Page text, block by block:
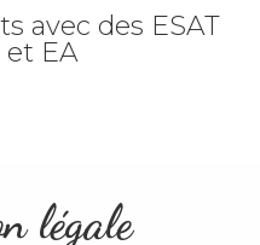
avec des ESAT
et EA
légale